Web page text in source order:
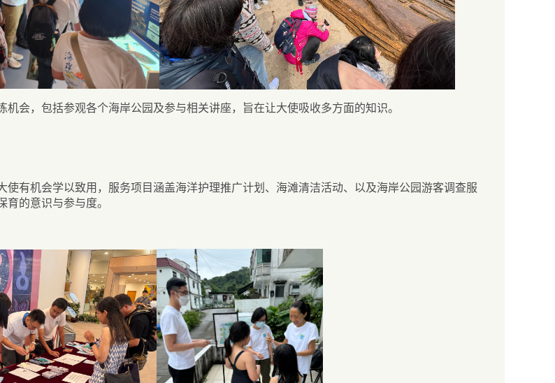
机会，包括参观各个海岸公园及参与相关讲座，旨在让大使吸收多方面的知识。
使有机会学以致用，服务项目涵盖海洋护理推广计划、海滩清洁活动、以及海岸公园游客调查服
育的意识与参与度。